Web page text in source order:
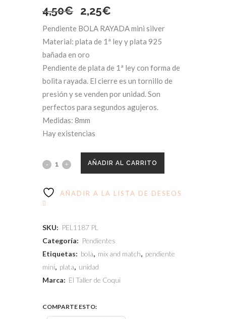
4,50€ El
precio
original
era:
4,50€.
2,25€
precio
es:
2,25€.
Pendiente BOLA RAYADA mini silver
Material: plata de 1ª ley y plata 925
bañada en oro
Pendiente de plata de 1ª ley con forma de
bolita rayada. El cierre es un tornillo de
presión y se venden por unidad. Son
perfectos para segundos agujeros.
Medidas: 8mm
Hay existencias
AÑADIR AL CARRITO
AÑADIR A LA LISTA DE DESEOS
SKU: PEL1187 PL
Categoría: Pendientes
Etiquetas: bola, mix and match, pendiente
mini, plata, unidad
Marca: El Taller de Coqui
COMPARTE ESTO: